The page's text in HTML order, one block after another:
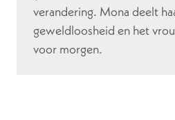
verandering. Mona deelt
geweldloosheid en het
voor morgen.